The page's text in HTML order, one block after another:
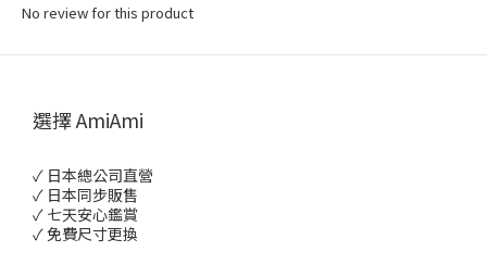
No review for this product
選擇 AmiAmi
✓ 日本總公司直營
✓ 日本同步販售
✓ 七天安心鑑賞
✓ 免費尺寸更換